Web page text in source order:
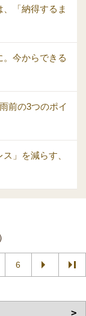
「納得するま
今からできる
前の3つのポイ
」を減らす、
6